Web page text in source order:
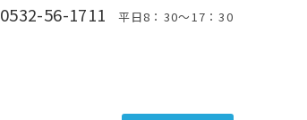
0532-56-1711 平日8：30～17：30